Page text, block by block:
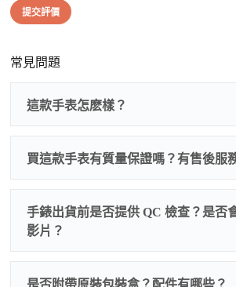
提交評價
常見問題
這款手表怎麽樣？
買這款手表有質量保證嗎？有售後服
為事故，免費維修三年
人為事故我
手錶出貨前是否提供 QC 檢查？是否
影片？
是否附帶原裝包裝盒？配件有哪些？